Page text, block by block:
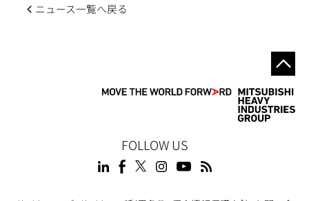
ニュース一覧へ戻る
FOLLOW US